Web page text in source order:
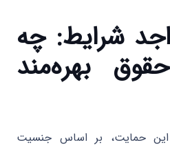
شرایط: چه
بهره‌مند
حمایت، بر اساس جنسیت